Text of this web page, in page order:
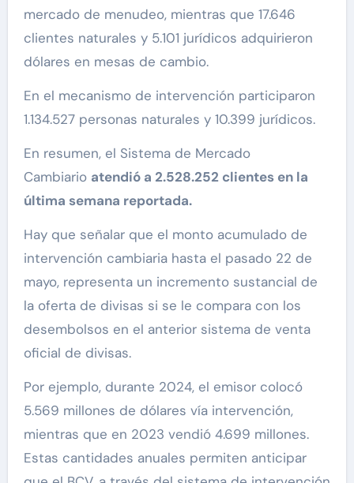
mercado de menudeo, mientras que 17.646
clientes naturales y 5.101 jurídicos adquirieron
dólares en mesas de cambio.
En el mecanismo de intervención participaron
1.134.527 personas naturales y 10.399 jurídicos.
En resumen, el Sistema de Mercado
Cambiario atendió a 2.528.252 clientes en la
última semana reportada.
Hay que señalar que el monto acumulado de
intervención cambiaria hasta el pasado 22 de
mayo, representa un incremento sustancial de
la oferta de divisas si se le compara con los
desembolsos en el anterior sistema de venta
oficial de divisas.
Por ejemplo, durante 2024, el emisor colocó
5.569 millones de dólares vía intervención,
mientras que en 2023 vendió 4.699 millones.
Estas cantidades anuales permiten anticipar